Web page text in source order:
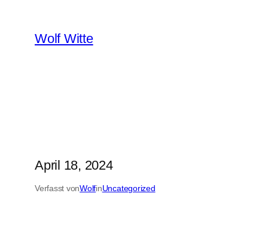
Inhalt
springen
Wolf Witte
April 18, 2024
Verfasst vonWolfinUncategorized